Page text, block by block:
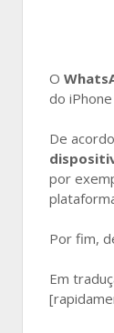
O
do
De
por
Por fim,
Em